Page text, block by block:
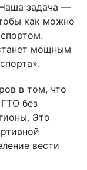
задача —
как можно
мощным
в том, что
без
Это
вести